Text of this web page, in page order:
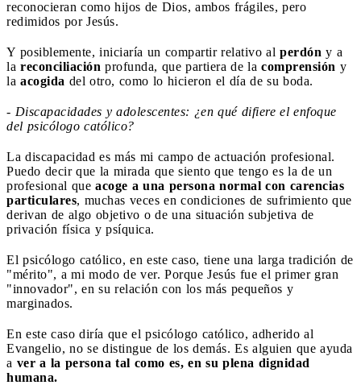
reconocieran como hijos de Dios, ambos frágiles, pero
redimidos por Jesús.
Y posiblemente, iniciaría un compartir relativo al perdón y a
la reconciliación profunda, que partiera de la comprensión y
la acogida del otro, como lo hicieron el día de su boda.
- Discapacidades y adolescentes: ¿en qué difiere el enfoque
del psicólogo católico?
La discapacidad es más mi campo de actuación profesional.
Puedo decir que la mirada que siento que tengo es la de un
profesional que acoge a una persona normal con carencias
particulares, muchas veces en condiciones de sufrimiento que
derivan de algo objetivo o de una situación subjetiva de
privación física y psíquica.
El psicólogo católico, en este caso, tiene una larga tradición de
"mérito", a mi modo de ver. Porque Jesús fue el primer gran
"innovador", en su relación con los más pequeños y
marginados.
En este caso diría que el psicólogo católico, adherido al
Evangelio, no se distingue de los demás. Es alguien que ayuda
a ver a la persona tal como es, en su plena dignidad
humana.